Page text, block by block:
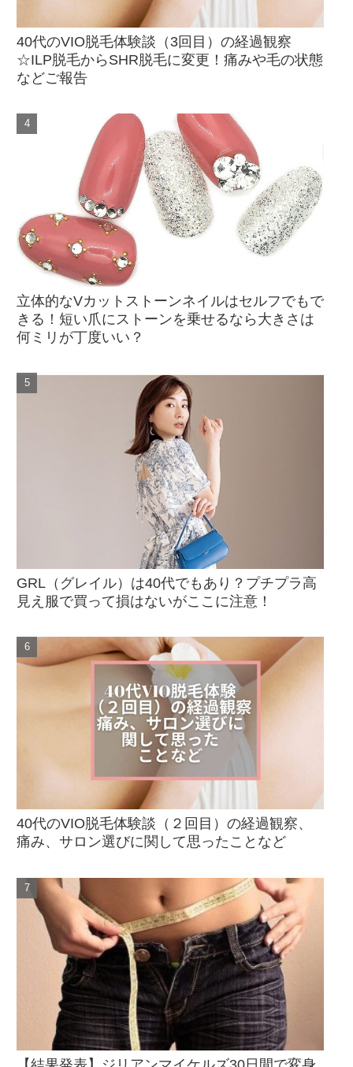
40代のVIO脱毛体験談（3回目）の経過観察
☆ILP脱毛からSHR脱毛に変更！痛みや毛の状態
などご報告
立体的なVカットストーンネイルはセルフでもで
きる！短い爪にストーンを乗せるなら大きさは
何ミリが丁度いい？
GRL（グレイル）は40代でもあり？プチプラ高
見え服で買って損はないがここに注意！
40代のVIO脱毛体験談（２回目）の経過観察、
痛み、サロン選びに関して思ったことなど